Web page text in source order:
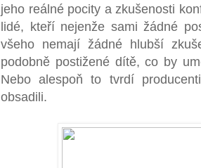
jeho reálné pocity a zkušenosti
lidé, kteří nejenže sami žádné
všeho nemají žádné hlubší
podobně postižené dítě, co by
Nebo alespoň to tvrdí
obsadili.